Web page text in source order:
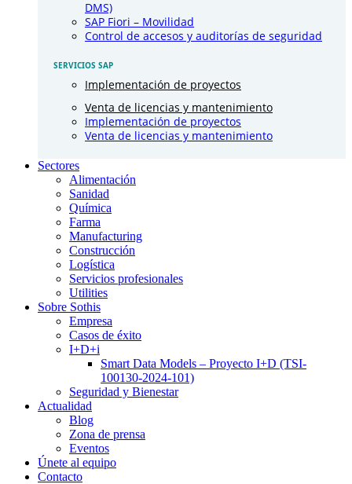
DMS)
SAP Fiori – Movilidad
Control de accesos y auditorías de seguridad
SERVICIOS SAP
Implementación de proyectos
Venta de licencias y mantenimiento
Implementación de proyectos
Venta de licencias y mantenimiento
Sectores
Alimentación
Sanidad
Química
Farma
Manufacturing
Construcción
Logística
Servicios profesionales
Utilities
Sobre Sothis
Empresa
Casos de éxito
I+D+i
Smart Data Models – Proyecto I+D (TSI-
100130-2024-101)
Seguridad y Bienestar
Actualidad
Blog
Zona de prensa
Eventos
Únete al equipo
Contacto